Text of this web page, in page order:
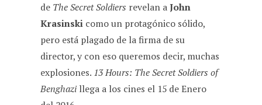
de The Secret Soldiers revelan aJohn
Krasinski como un protagónico sólido,
pero está plagado de la firma de su
director, y con eso queremos decir, muchas
explosiones. 13 Hours: The Secret Soldiers of
Benghazi llega a los cines el 15 de Enero